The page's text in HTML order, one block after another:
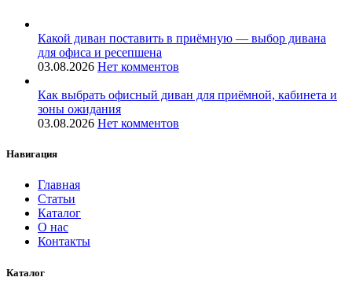
Какой диван поставить в приёмную — выбор дивана
для офиса и ресепшена
03.08.2026 Нет комментов
Как выбрать офисный диван для приёмной, кабинета и
зоны ожидания
03.08.2026 Нет комментов
Навигация
Главная
Статьи
Каталог
О нас
Контакты
Каталог